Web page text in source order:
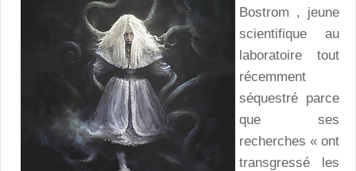
Bostrom , jeune
scientifique au
laboratoire tout
récemment
séquestré parce
que ses
recherches « ont
transgressé les